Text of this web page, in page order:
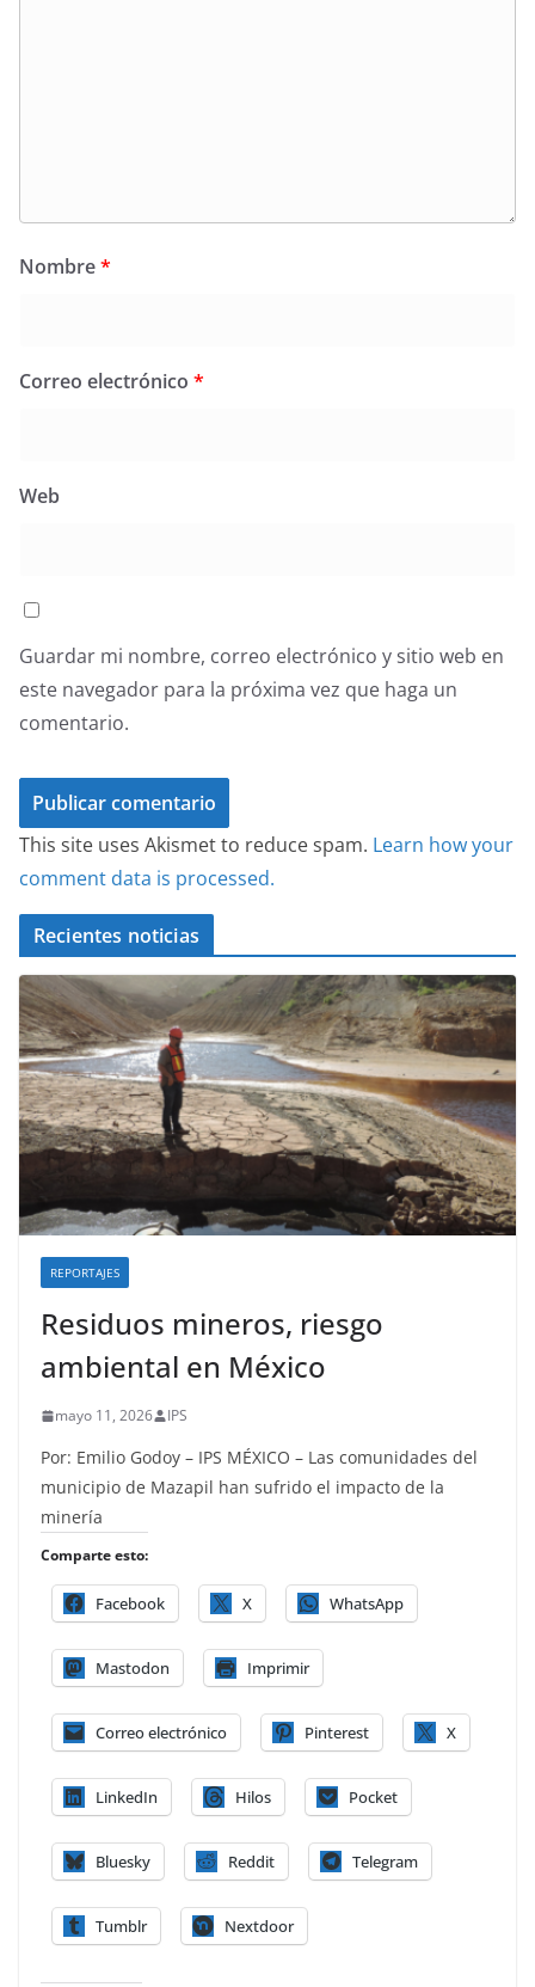
Nombre*
Correo electrónico *
Web
Guardar mi nombre, correo electrónico y sitio web en
este navegador para la próxima vez que haga un
comentario.
This site uses Akismet to reduce spam. Learn how your
comment data is processed.
Recientes noticias
REPORTAJES
Residuos mineros, riesgo
ambiental en México
mayo 11, 2026 IPS
Por: Emilio Godoy – IPS MÉXICO – Las comunidades del
municipio de Mazapil han sufrido el impacto de la
minería
Comparte esto:
Facebook X WhatsApp
Mastodon Imprimir
Correo electrónico Pinterest X
LinkedIn Hilos Pocket
Bluesky Reddit Telegram
Tumblr Nextdoor